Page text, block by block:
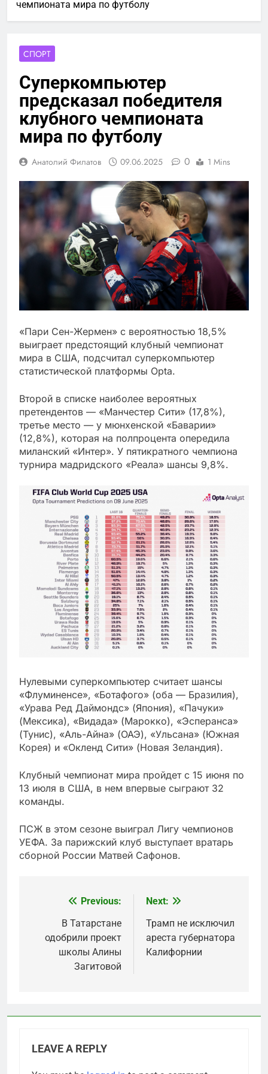
чемпионата мира по футболу
СПОРТ
Суперкомпьютер
предсказал победителя
клубного чемпионата
мира по футболу
Анатолий Филатов 09.06.2025 0 1 Mins
«Пари Сен-Жермен» с вероятностью 18,5%
выиграет предстоящий клубный чемпионат
мира в США, подсчитал суперкомпьютер
статистической платформы Opta.
Второй в списке наиболее вероятных
претендентов — «Манчестер Сити» (17,8%),
третье место — у мюнхенской «Баварии»
(12,8%), которая на полпроцента опередила
миланский «Интер». У пятикратного чемпиона
турнира мадридского «Реала» шансы 9,8%.
Нулевыми суперкомпьютер считает шансы
«Флуминенсе», «Ботафого» (оба — Бразилия),
«Урава Ред Даймондс» (Япония), «Пачуки»
(Мексика), «Видада» (Марокко), «Эсперанса»
(Тунис), «Аль-Айна» (ОАЭ), «Ульсана» (Южная
Корея) и «Окленд Сити» (Новая Зеландия).
Клубный чемпионат мира пройдет с 15 июня по
13 июля в США, в нем впервые сыграют 32
команды.
ПСЖ в этом сезоне выиграл Лигу чемпионов
УЕФА. За парижский клуб выступает вратарь
сборной России Матвей Сафонов.
navigation
Previous:
В Татарстане
одобрили проект
школы Алины
Загитовой
Next:
Трамп не исключил
ареста губернатора
Калифорнии
LEAVE A REPLY